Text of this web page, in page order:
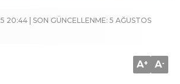
20:44 | SON GÜNCELLENME: 5 AĞUSTOS
A+ A-